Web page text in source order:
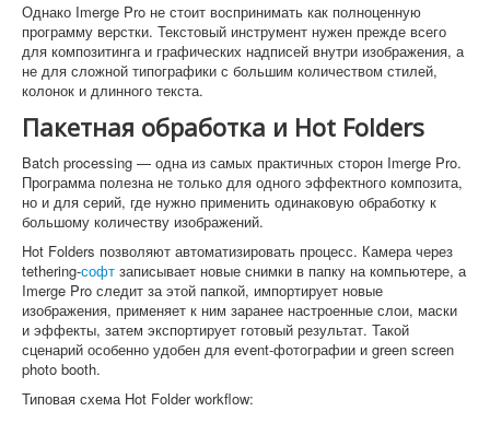
Однако Imerge Pro не стоит воспринимать как полноценную
программу верстки. Текстовый инструмент нужен прежде всего
для композитинга и графических надписей внутри изображения, а
не для сложной типографики с большим количеством стилей,
колонок и длинного текста.
Пакетная обработка и Hot Folders
Batch processing — одна из самых практичных сторон Imerge Pro.
Программа полезна не только для одного эффектного композита,
но и для серий, где нужно применить одинаковую обработку к
большому количеству изображений.
Hot Folders позволяют автоматизировать процесс. Камера через
tethering-софт записывает новые снимки в папку на компьютере, а
Imerge Pro следит за этой папкой, импортирует новые
изображения, применяет к ним заранее настроенные слои, маски
и эффекты, затем экспортирует готовый результат. Такой
сценарий особенно удобен для event-фотографии и green screen
photo booth.
Типовая схема Hot Folder workflow: